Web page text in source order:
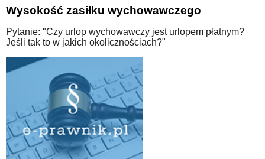
Wysokość zasiłku wychowawczego
Pytanie: "Czy urlop wychowawczy jest urlopem płatnym?
Jeśli tak to w jakich okolicznościach?"